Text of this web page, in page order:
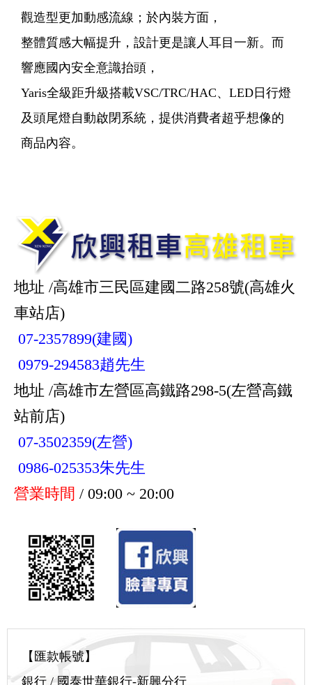
觀造型更加動感流線；於內裝方面，
整體質感大幅提升，設計更是讓人耳目一新。而
響應國內安全意識抬頭，
Yaris全級距升級搭載VSC/TRC/HAC、LED日行燈
及頭尾燈自動啟閉系統，提供消費者超乎想像的
商品內容。
地址 /高雄市三民區建國二路258號(高雄火
車站店)
07-2357899(建國)
0979-294583趙先生
地址 /高雄市左營區高鐵路298-5(左營高鐵
站前店)
07-3502359(左營)
0986-025353朱先生
營業時間 / 09:00 ~ 20:00
【匯款帳號】
銀行 / 國泰世華銀行-新興分行